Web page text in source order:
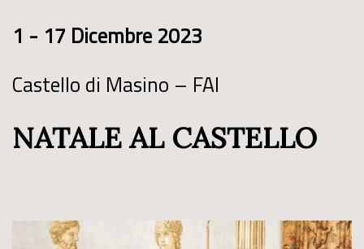
1 - 17 Dicembre 2023
Castello di Masino – FAI
NATALE AL CASTELLO